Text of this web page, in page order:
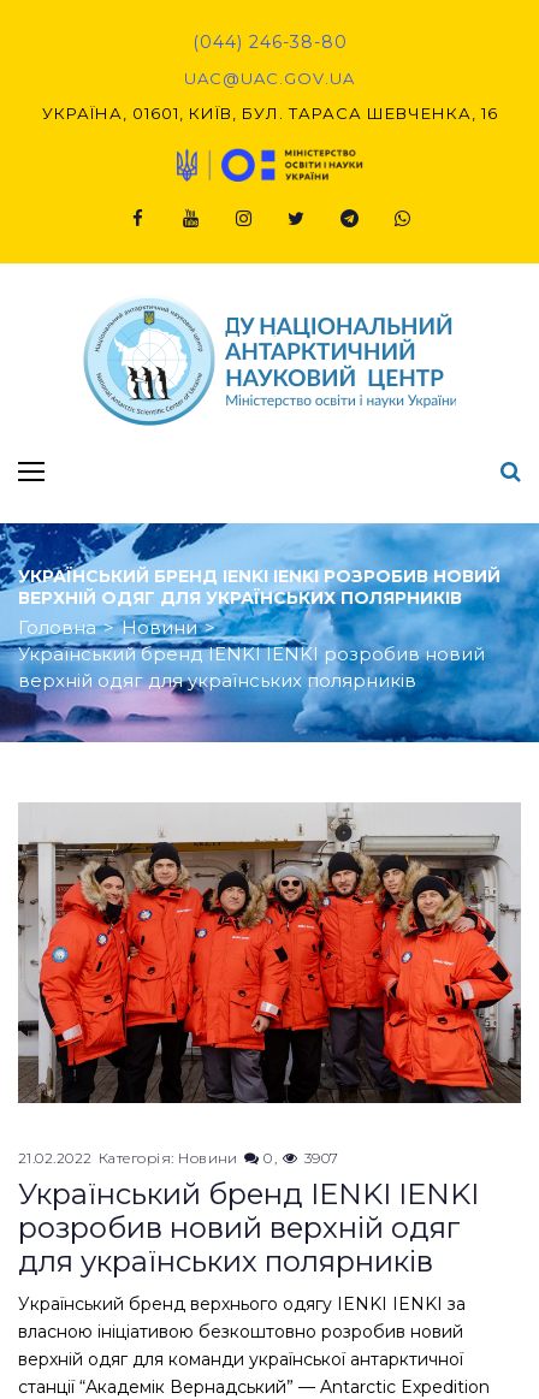
(044) 246-38-80
UAC@UAC.GOV.UA​​
УКРАЇНА, 01601, КИЇВ, БУЛ. ТАРАСА ШЕВЧЕНКА, 16
УКРАЇНСЬКИЙ БРЕНД IENKI IENKI РОЗРОБИВ НОВИЙ
ВЕРХНІЙ ОДЯГ ДЛЯ УКРАЇНСЬКИХ ПОЛЯРНИКІВ
Головна > Новини >
Український бренд IENKI IENKI розробив новий
верхній одяг для українських полярників
21.02.2022 Категорія: Новини 0 3907
Український бренд IENKI IENKI
розробив новий верхній одяг
для українських полярників
Український бренд верхнього одягу IENKI IENKI за
власною ініціативою безкоштовно розробив новий
верхній одяг для команди української антарктичної
станції “Академік Вернадський” — Antarctic Expedition